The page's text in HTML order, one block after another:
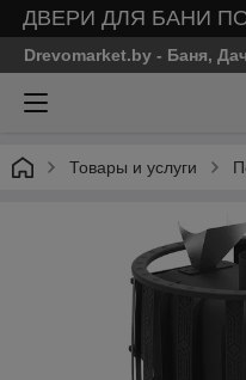
ДВЕРИ ДЛЯ БАНИ
Drevomarket.by - Баня,
Товары и услуги